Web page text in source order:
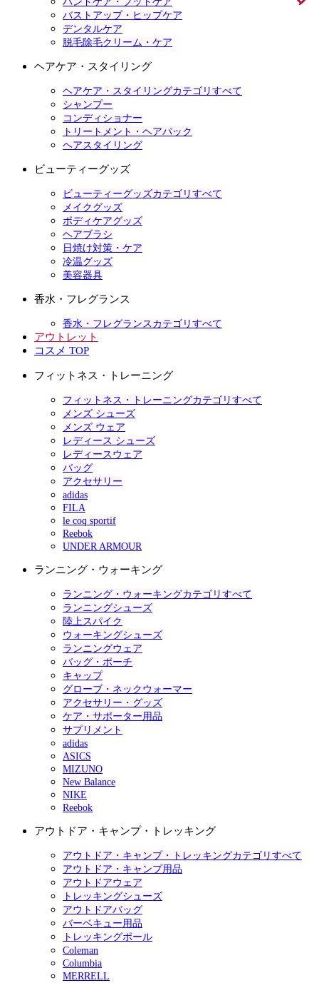
バストアップ・ヒップケア
デンタルケア
脱毛除毛クリーム・ケア
ヘアケア・スタイリング
ヘアケア・スタイリングカテゴリすべて
シャンプー
コンディショナー
トリートメント・ヘアパック
ヘアスタイリング
ビューティーグッズ
ビューティーグッズカテゴリすべて
メイクグッズ
ボディケアグッズ
ヘアブラシ
日焼け対策・ケア
冷温グッズ
美容器具
香水・フレグランス
香水・フレグランスカテゴリすべて
アウトレット
コスメ TOP
フィットネス・トレーニング
フィットネス・トレーニングカテゴリすべて
メンズ シューズ
メンズ ウェア
レディース シューズ
レディースウェア
バッグ
アクセサリー
adidas
FILA
le coq sportif
Reebok
UNDER ARMOUR
ランニング・ウォーキング
ランニング・ウォーキングカテゴリすべて
ランニングシューズ
陸上スパイク
ウォーキングシューズ
ランニングウェア
バッグ・ポーチ
キャップ
グローブ・ネックウォーマー
アクセサリー・グッズ
ケア・サポーター用品
サプリメント
adidas
ASICS
MIZUNO
New Balance
NIKE
Reebok
アウトドア・キャンプ・トレッキング
アウトドア・キャンプ・トレッキングカテゴリすべて
アウトドア・キャンプ用品
アウトドアウェア
トレッキングシューズ
アウトドアバッグ
バーベキュー用品
トレッキングポール
Coleman
Columbia
MERRELL